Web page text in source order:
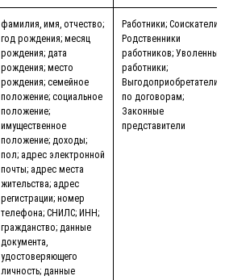
фамилия, имя, отчество;
год рождения; месяц
рождения; дата
рождения; место
рождения; семейное
положение; социальное
положение;
имущественное
положение; доходы;
пол; адрес электронной
почты; адрес места
жительства; адрес
регистрации; номер
телефона; СНИЛС; ИНН;
гражданство; данные
документа,
удостоверяющего
личность; данные
Работники; Соискатели;
Родственники
работников; Уволенные
работники;
Выгодоприобретатели
по договорам;
Законные
представители